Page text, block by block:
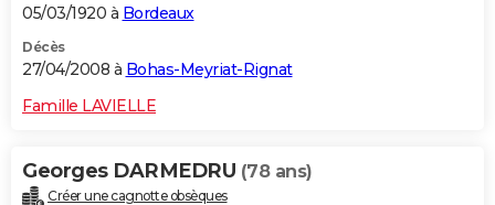
05/03/1920 à Bordeaux
Décès
27/04/2008 à Bohas-Meyriat-Rignat
Famille LAVIELLE
Georges DARMEDRU (78 ans)
Créer une cagnotte obsèques